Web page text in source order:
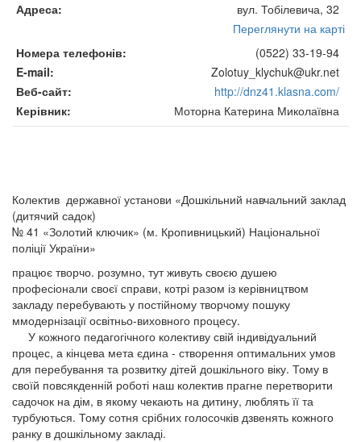
Адреса
вул. Тобілевича, 32
Переглянути на карті
Номера телефонів
(0522) 33-19-94
E-mail
Zolotuy_klychuk@ukr.net
Веб-сайт
http://dnz41.klasna.com/
Керівник
Моторна Катерина Миколаївна
Колектив державної установи «Дошкільний навчальний заклад
(дитячий садок)
№ 41 «Золотий ключик» (м. Кропивницький) Національної
поліції України»
працює творчо. розумно, тут живуть своєю душею
професіонали своєї справи, котрі разом із керівництвом
закладу перебувають у постійному творчому пошуку
ммодернізації освітньо-виховного процесу.
У кожного педагогічного колективу свій індивідуальний
процес, а кінцева мета єдина - створення оптимальних умов
для перебування та розвитку дітей дошкільного віку. Тому в
своїй повсякденній роботі наш колектив прагне перетворити
садочок на дім, в якому чекають на дитину, люблять її та
турбуються. Тому сотня срібних голосочків дзвенять кожного
ранку в дошкільному закладі.